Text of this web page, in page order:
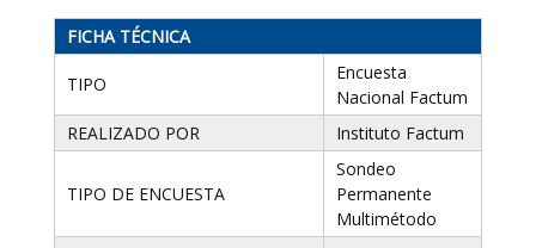
FICHA TÉCNICA
TIPO
Encuesta
Nacional Factum
REALIZADO POR
Instituto Factum
TIPO DE ENCUESTA
Sondeo
Permanente
Multimétodo